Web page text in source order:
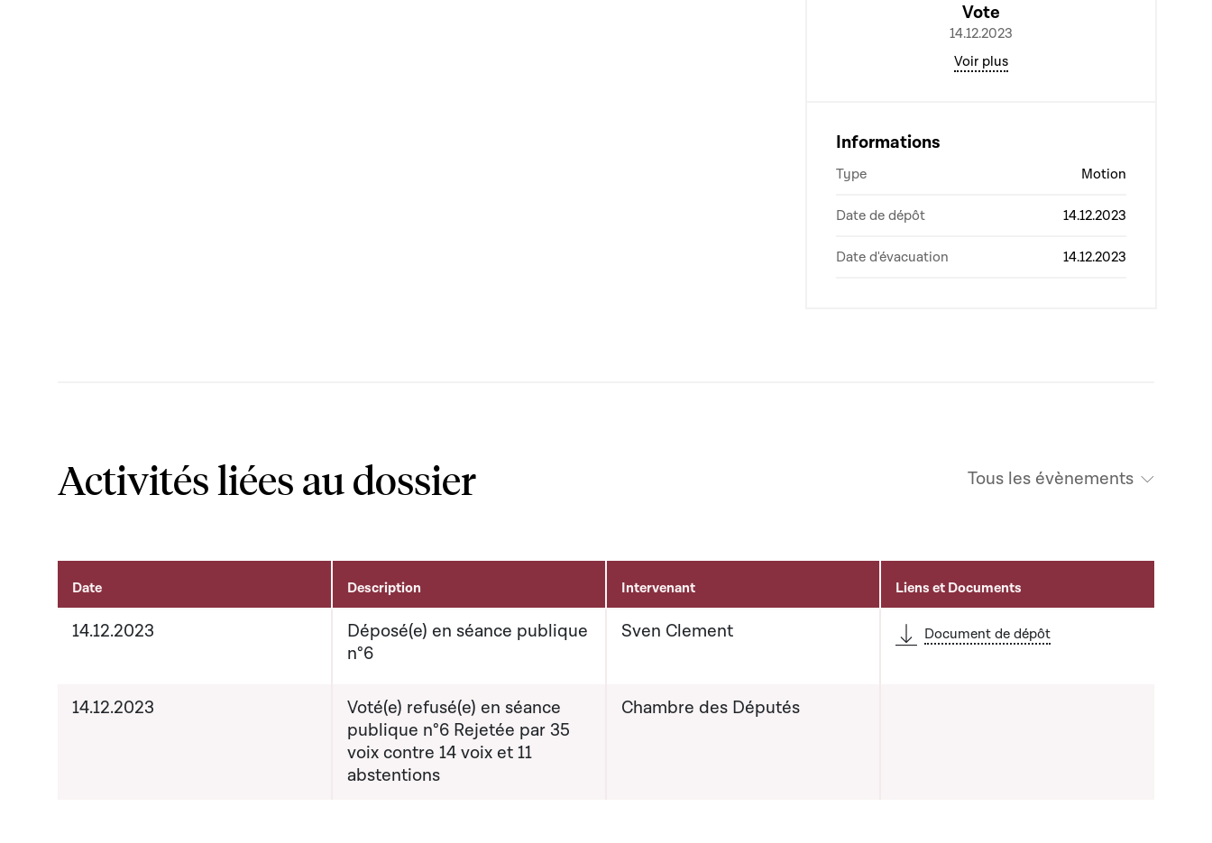
Vote
14.12.2023
Voir plus
Informations
Type Motion
Date de dépôt 14.12.2023
Date d'évacuation 14.12.2023
Activités liées au dossier Tous les évènements
Activités liées au dossier
Date Description Intervenant Liens et Documents
14.12.2023
Déposé(e) en séance publique
n°6
Sven Clement Document de dépôt
14.12.2023
Voté(e) refusé(e) en séance
publique n°6 Rejetée par 35
voix contre 14 voix et 11
abstentions
Chambre des Députés